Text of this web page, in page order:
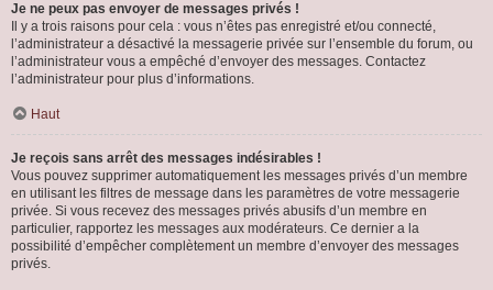
Je ne peux pas envoyer de messages privés !
Il y a trois raisons pour cela : vous n’êtes pas enregistré et/ou connecté,
l’administrateur a désactivé la messagerie privée sur l’ensemble du forum, ou
l’administrateur vous a empêché d’envoyer des messages. Contactez
l’administrateur pour plus d’informations.
Haut
Je reçois sans arrêt des messages indésirables !
Vous pouvez supprimer automatiquement les messages privés d’un membre
en utilisant les filtres de message dans les paramètres de votre messagerie
privée. Si vous recevez des messages privés abusifs d’un membre en
particulier, rapportez les messages aux modérateurs. Ce dernier a la
possibilité d’empêcher complètement un membre d’envoyer des messages
privés.